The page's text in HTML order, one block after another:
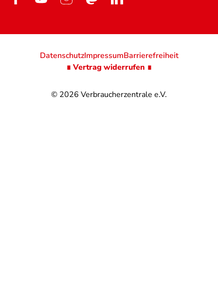
© 2026 Verbraucherzentrale e.V.
DatenschutzImpressumBarrierefreiheit
∎ Vertrag widerrufen ∎